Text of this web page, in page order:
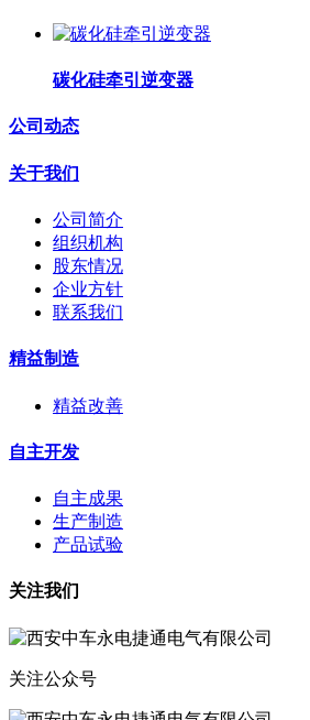
碳化硅牵引逆变器
公司动态
关于我们
公司简介
组织机构
股东情况
企业方针
联系我们
精益制造
精益改善
自主开发
自主成果
生产制造
产品试验
关注我们
关注公众号